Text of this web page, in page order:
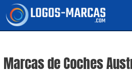
Marcas de Coches